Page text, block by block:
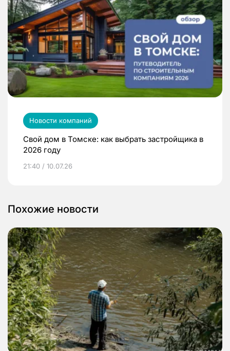
Новости компаний
Свой дом в Томске: как выбрать застройщика в
2026 году
21:40 / 10.07.26
Похожие новости